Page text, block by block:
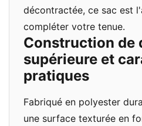
décontractée, ce sac est
compléter votre tenue.
Construction de
supérieure et
pratiques
Fabriqué en polyester
une surface texturée en